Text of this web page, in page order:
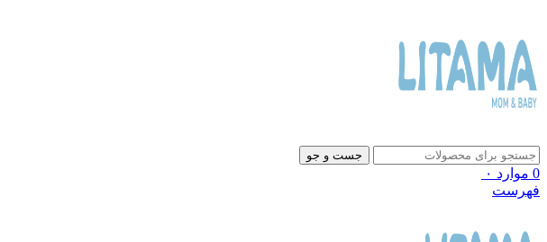
جست و جو
0 موارد ۰
فهرست